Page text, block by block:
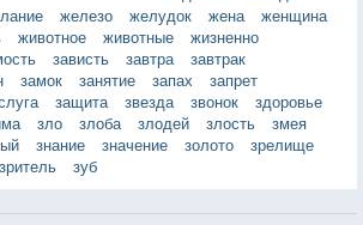
железо желудок жена
женщина
животное животные
жизненно
зависть завтра
завтрак
замок занятие запах
запрет
защита звезда звонок
здоровье
зло злоба злодей злость
змея
знание значение золото
зрелище
зритель зуб